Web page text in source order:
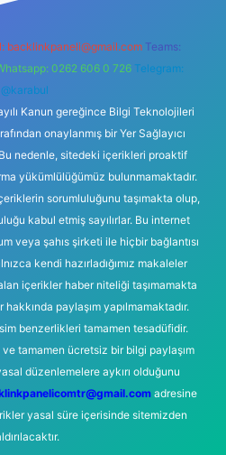
backlinkpaneli@gmail.com Teams:
0262 606 0 726 Telegram:
@karabul
Kanun gereğince Bilgi Teknolojileri
onaylanmış bir Yer Sağlayıcı
nedenle, sitedeki içerikleri proaktif
yükümlülüğümüz bulunmamaktadır.
sorumluluğunu taşımakta olup,
kabul etmiş sayılırlar. Bu internet
veya şahıs şirketi ile hiçbir bağlantısı
kendi hazırladığımız makaleler
içerikler haber niteliği taşımamakta
paylaşım yapılmamaktadır.
benzerlikleri tamamen tesadüfidir.
tamamen ücretsiz bir bilgi paylaşım
düzenlemelere aykırı olduğunu
adresine
yasal süre içerisinde sitemizden